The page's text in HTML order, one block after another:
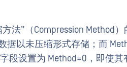
法”（Compression Method
据以未压缩形式存储；而
字段设置为 Method=0，即使